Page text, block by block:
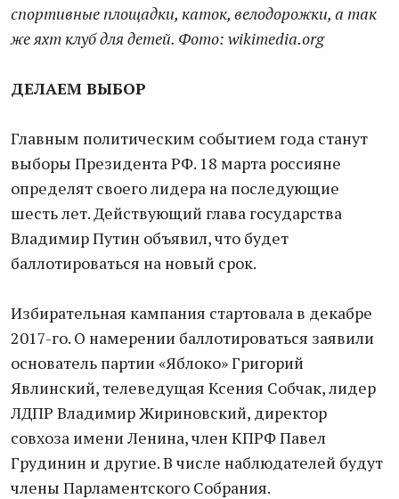
спортивные площадки, каток, велодорожки, а так
же яхт клуб для детей. Фото: wikimedia.org
ДЕЛАЕМ ВЫБОР
Главным политическим событием года станут
выборы Президента РФ. 18 марта россияне
определят своего лидера на последующие
шесть лет. Действующий глава государства
Владимир Путин объявил, что будет
баллотироваться на новый срок.
Избирательная кампания стартовала в декабре
2017-го. О намерении баллотироваться заявили
основатель партии «Яблоко» Григорий
Явлинский, телеведущая Ксения Собчак, лидер
ЛДПР Владимир Жириновский, директор
совхоза имени Ленина, член КПРФ Павел
Грудинин и другие. В числе наблюдателей будут
члены Парламентского Собрания.